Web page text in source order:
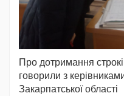
Про дотримання
говорили з
Закарпатської області